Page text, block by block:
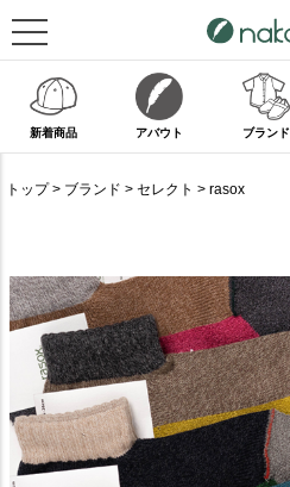
新着商品 アバウト ブランド
トップ ブランド セレクト rasox